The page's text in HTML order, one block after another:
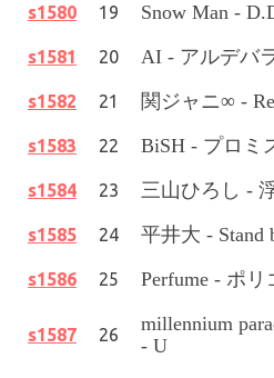
s1580 19 Snow Man -
s1581 20 AI - アルデバ
s1582 21 関ジャニ∞ -
s1583 22 BiSH - プロミ
s1584 23 三山ひろし -
s1585 24 平井大 - Stand
s1586 25 Perfume - ポ
s1587 26
millennium
- U